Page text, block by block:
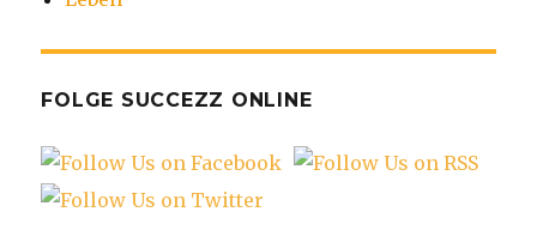
FOLGE SUCCEZZ ONLINE